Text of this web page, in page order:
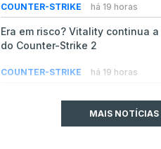
COUNTER-STRIKE há 19 horas
Era em risco? Vitality continua a
do Counter-Strike 2
COUNTER-STRIKE há 19 horas
comunitários de League of
MAIS NOTÍCIAS